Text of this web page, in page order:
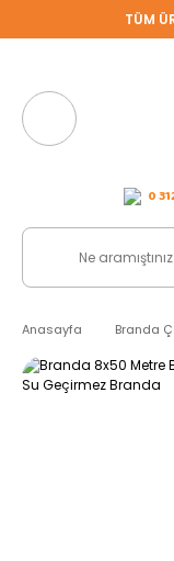
TÜM
0
Anasayfa Branda